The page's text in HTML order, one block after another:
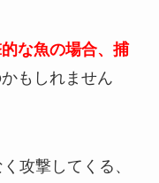
な魚の場合、捕
もしれません
攻撃してくる、